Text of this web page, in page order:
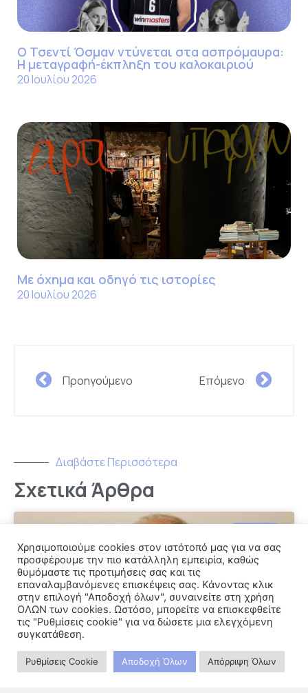
Ο Τσεντί Όσμαν ντύνεται στα ασπρόμαυρα:
Η μεταγραφή-έκπληξη του καλοκαιριού
20 Ιουλίου 2026
Με όχημα και οδηγό τις ιστορίες
20 Ιουλίου 2026
Προηγούμενο Επόμενο
Διαβάστε Περισσότερα
Σχετικά Άρθρα
Χρησιμοποιούμε cookies στον ιστότοπό μας για να σας
προσφέρουμε την πιο κατάλληλη εμπειρία, καθώς
θυμόμαστε τις προτιμήσεις σας και τις
επαναλαμβανόμενες επισκέψεις σας. Κάνοντας κλικ
στην επιλογή "Αποδοχή όλων", συναινείτε στη χρήση
ΟΛΩΝ των cookies. Ωστόσο, μπορείτε να επισκεφθείτε
τις "Ρυθμίσεις cookie" για να δώσετε μια ελεγχόμενη
συγκατάθεση.
Ρυθμίσεις Cookie Αποδοχή Όλων Απόρριψη Όλων